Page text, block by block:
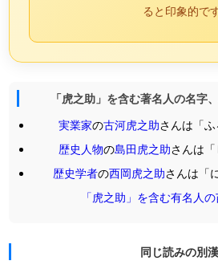
ると印象的です
「虎之助」を含む著名人の名字
実業家の古河虎之助さんは「ふ
歴史人物の島田虎之助さんは「
歴史学者の西岡虎之助さんは「
「虎之助」を含む有名人
同じ読みの別